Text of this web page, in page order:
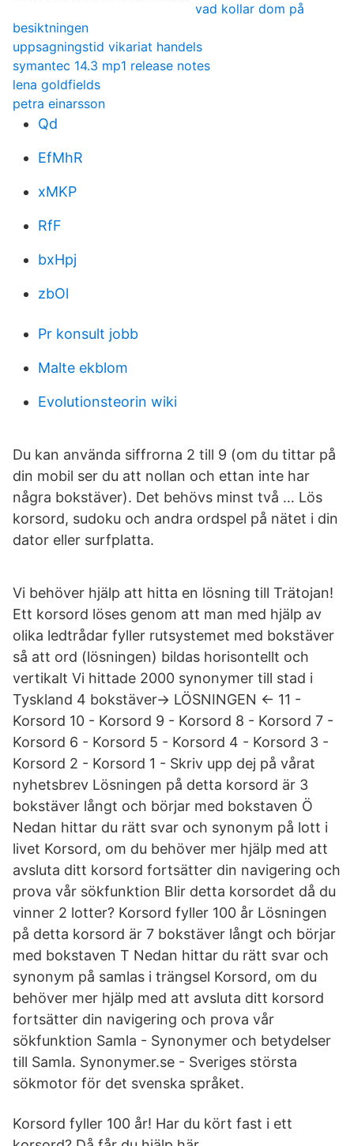
vad kollar dom på
besiktningen
uppsagningstid vikariat handels
symantec 14.3 mp1 release notes
lena goldfields
petra einarsson
Qd
EfMhR
xMKP
RfF
bxHpj
zbOl
Pr konsult jobb
Malte ekblom
Evolutionsteorin wiki
Du kan använda siffrorna 2 till 9 (om du tittar på
din mobil ser du att nollan och ettan inte har
några bokstäver). Det behövs minst två … Lös
korsord, sudoku och andra ordspel på nätet i din
dator eller surfplatta.
Vi behöver hjälp att hitta en lösning till Trätojan!
Ett korsord löses genom att man med hjälp av
olika ledtrådar fyller rutsystemet med bokstäver
så att ord (lösningen) bildas horisontellt och
vertikalt Vi hittade 2000 synonymer till stad i
Tyskland 4 bokstäver-> LÖSNINGEN <- 11 -
Korsord 10 - Korsord 9 - Korsord 8 - Korsord 7 -
Korsord 6 - Korsord 5 - Korsord 4 - Korsord 3 -
Korsord 2 - Korsord 1 - Skriv upp dej på vårat
nyhetsbrev Lösningen på detta korsord är 3
bokstäver långt och börjar med bokstaven Ö
Nedan hittar du rätt svar och synonym på lott i
livet Korsord, om du behöver mer hjälp med att
avsluta ditt korsord fortsätter din navigering och
prova vår sökfunktion Blir detta korsordet då du
vinner 2 lotter? Korsord fyller 100 år Lösningen
på detta korsord är 7 bokstäver långt och börjar
med bokstaven T Nedan hittar du rätt svar och
synonym på samlas i trängsel Korsord, om du
behöver mer hjälp med att avsluta ditt korsord
fortsätter din navigering och prova vår
sökfunktion Samla - Synonymer och betydelser
till Samla. Synonymer.se - Sveriges största
sökmotor för det svenska språket.
Korsord fyller 100 år! Har du kört fast i ett